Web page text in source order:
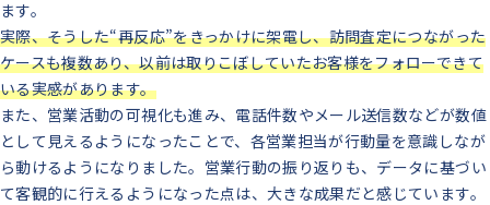
ます。
実際、そうした“再反応”をきっかけに架電し、訪問査定につながった
ケースも複数あり、以前は取りこぼしていたお客様をフォローできて
いる実感があります。
また、営業活動の可視化も進み、電話件数やメール送信数などが数値
として見えるようになったことで、各営業担当が行動量を意識しなが
ら動けるようになりました。営業行動の振り返りも、データに基づい
て客観的に行えるようになった点は、大きな成果だと感じています。